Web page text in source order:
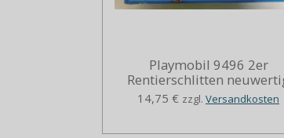
Playmobil 9496 2er
Rentierschlitten
14,75 € zzgl. Versandkosten